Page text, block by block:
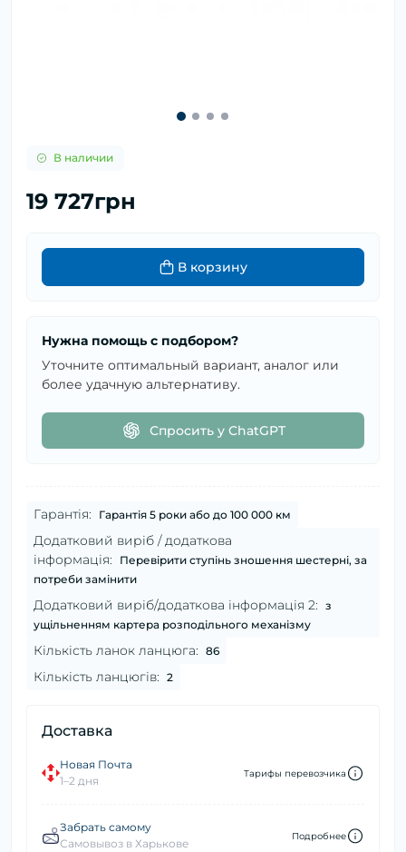
В наличии
19 727грн
В корзину
Нужна помощь с подбором?
Уточните оптимальный вариант, аналог или
более удачную альтернативу.
Спросить у ChatGPT
Гарантія: Гарантія 5 роки або до 100 000 км
Додатковий виріб / додаткова
інформація:
Перевірити ступінь зношення шестерні, за
потреби замінити
Додатковий виріб/додаткова інформація 2: з
ущільненням картера розподільного механізму
Кількість ланок ланцюга: 86
Кількість ланцюгів: 2
Доставка
Новая Почта
1–2 дня
Тарифы перевозчика
Забрать самому
Самовывоз в Харькове
Подробнее